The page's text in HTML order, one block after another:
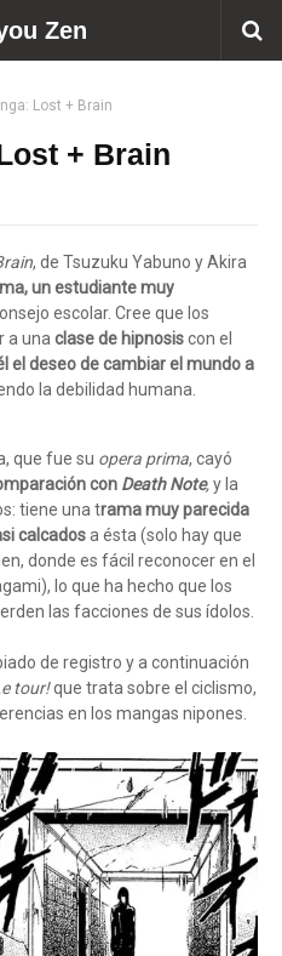
Zen
Lost + Brain
+ Brain
, de Tsuzuku Yabuno y Akira
un estudiante muy
escolar. Cree que los
a una clase de hipnosiscon el
el deseo de cambiar el mundo a
la debilidad humana.
que fue su opera prima, cayó
con Death Note,y la
tiene una trama muy parecida
calcadosa ésta (solo hay que
donde es fácil reconocer en el
lo que ha hecho que los
las facciones de sus ídolos.
de registro y a continuación
tour!que trata sobre el ciclismo,
en los mangas nipones.